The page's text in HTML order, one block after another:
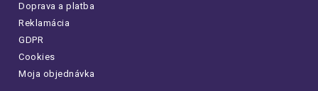
Doprava a platba
Reklamácia
GDPR
Cookies
Moja objednávka